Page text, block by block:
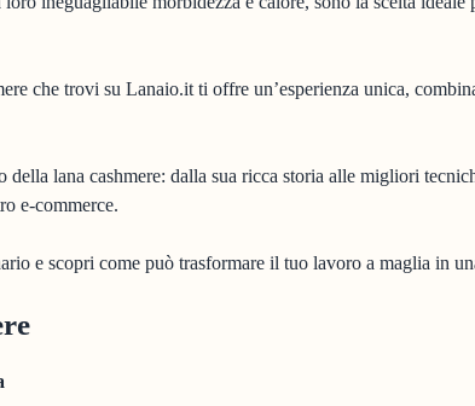
che trovi su Lanaio.it ti offre un’esperienza unica,
lana cashmere: dalla sua ricca storia alle migliori
e-commerce.
e scopri come può trasformare il tuo lavoro a maglia in